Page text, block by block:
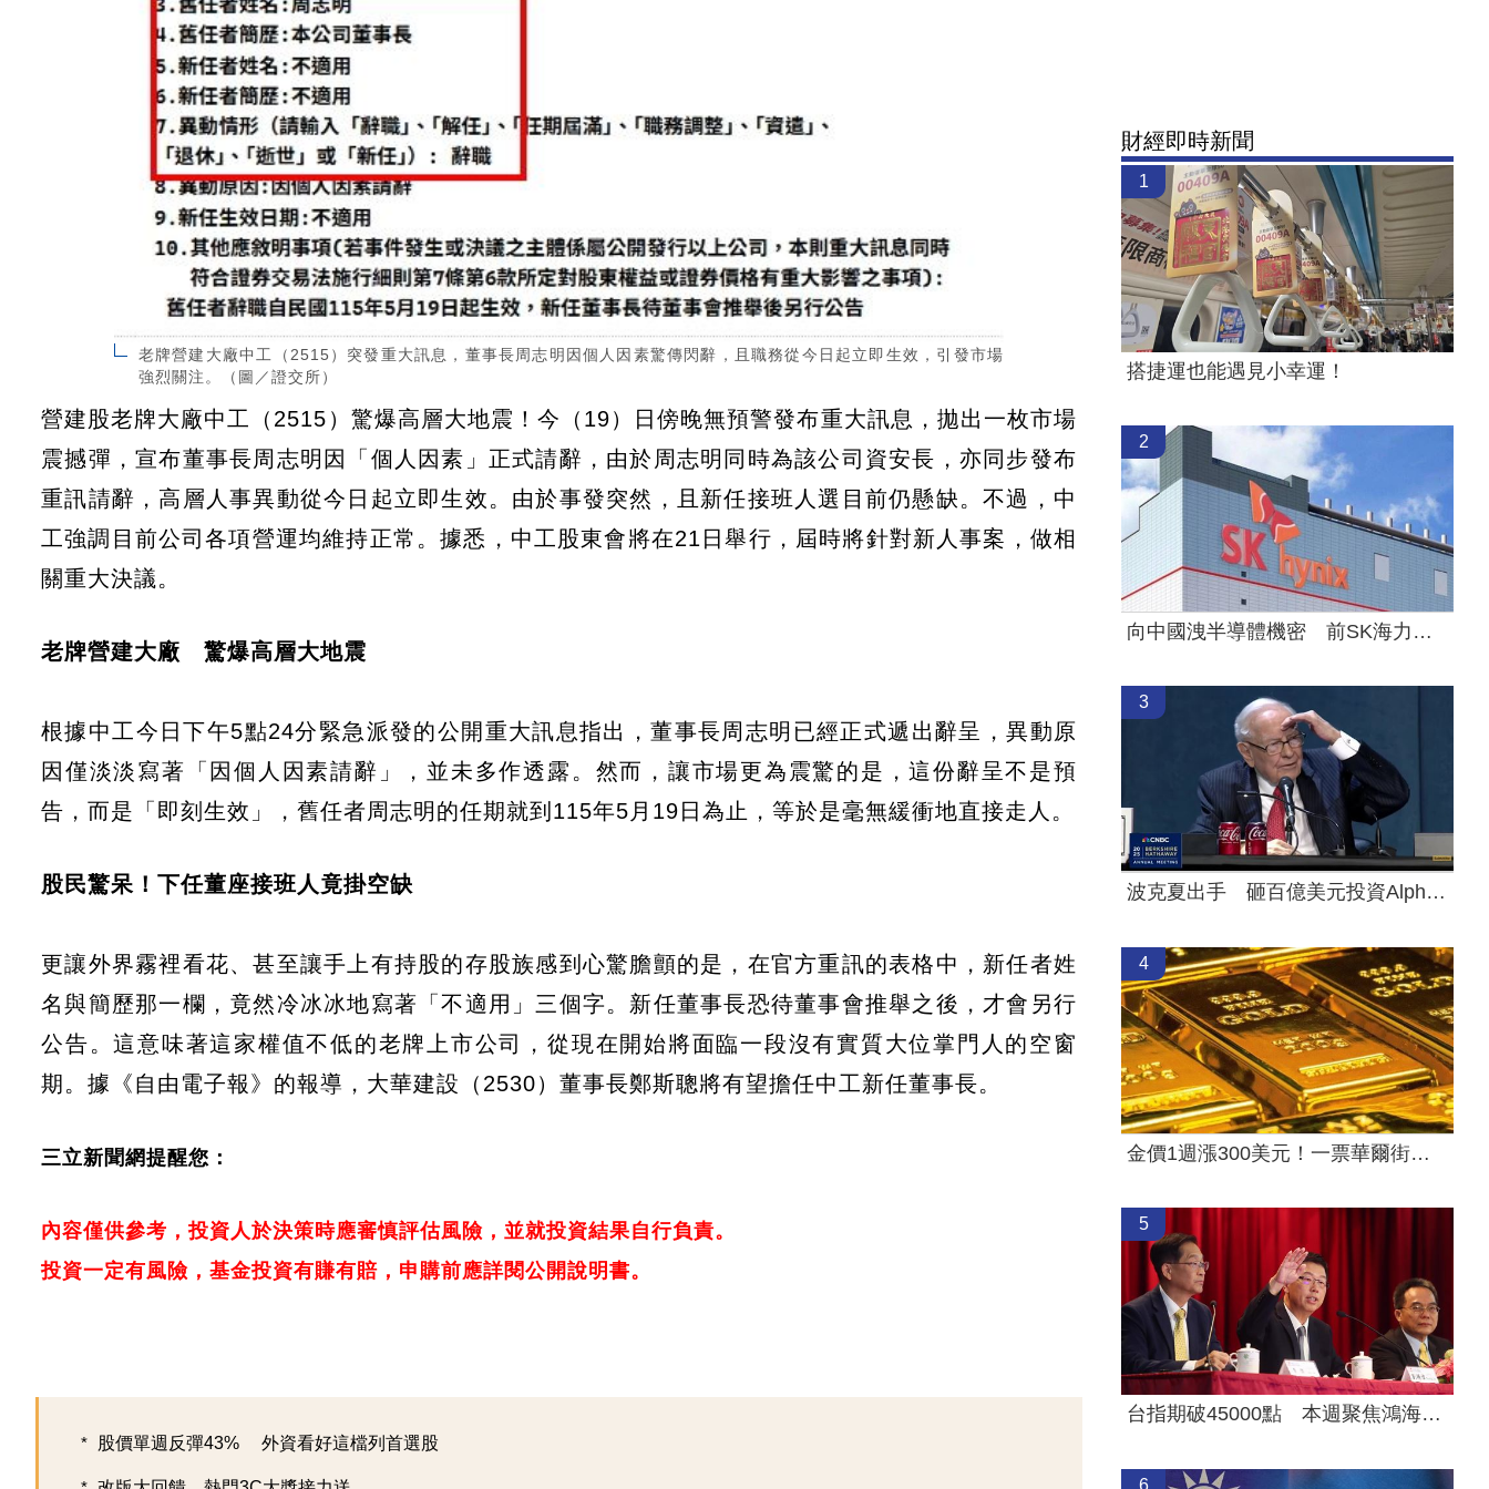
老牌營建大廠中工（2515）突發重大訊息，董事長周志明因個人因素驚傳閃辭，且職務從今日起立即生效，引發市場
強烈關注。（圖／證交所）
營建股老牌大廠中工（2515）驚爆高層大地震！今（19）日傍晚無預警發布重大訊息，拋出一枚市場
震撼彈，宣布董事長周志明因「個人因素」正式請辭，由於周志明同時為該公司資安長，亦同步發布
重訊請辭，高層人事異動從今日起立即生效。由於事發突然，且新任接班人選目前仍懸缺。不過，中
工強調目前公司各項營運均維持正常。據悉，中工股東會將在21日舉行，屆時將針對新人事案，做相
關重大決議。
老牌營建大廠 驚爆高層大地震
根據中工今日下午5點24分緊急派發的公開重大訊息指出，董事長周志明已經正式遞出辭呈，異動原
因僅淡淡寫著「因個人因素請辭」，並未多作透露。然而，讓市場更為震驚的是，這份辭呈不是預
告，而是「即刻生效」，舊任者周志明的任期就到115年5月19日為止，等於是毫無緩衝地直接走人。
股民驚呆！下任董座接班人竟掛空缺
更讓外界霧裡看花、甚至讓手上有持股的存股族感到心驚膽顫的是，在官方重訊的表格中，新任者姓
名與簡歷那一欄，竟然冷冰冰地寫著「不適用」三個字。新任董事長恐待董事會推舉之後，才會另行
公告。這意味著這家權值不低的老牌上市公司，從現在開始將面臨一段沒有實質大位掌門人的空窗
期。據《自由電子報》的報導，大華建設（2530）董事長鄭斯聰將有望擔任中工新任董事長。
三立新聞網提醒您：
內容僅供參考，投資人於決策時應審慎評估風險，並就投資結果自行負責。
投資一定有風險，基金投資有賺有賠，申購前應詳閱公開說明書。
股價單週反彈43% 外資看好這檔列首選股
財經即時新聞
1
搭捷運也能遇見小幸運！
2
向中國洩半導體機密 前SK海力士員工慘了
3
波克夏出手 砸百億美元投資Alphabet
4
金價1週漲300美元！一票華爾街分析師看多
5
台指期破45000點 本週聚焦鴻海、大立光
6